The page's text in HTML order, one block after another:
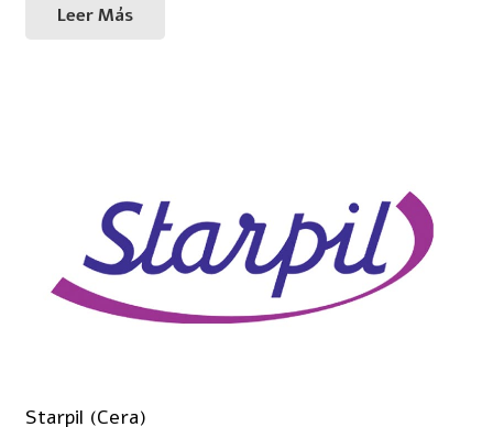
Leer Más
Starpil (Cera)